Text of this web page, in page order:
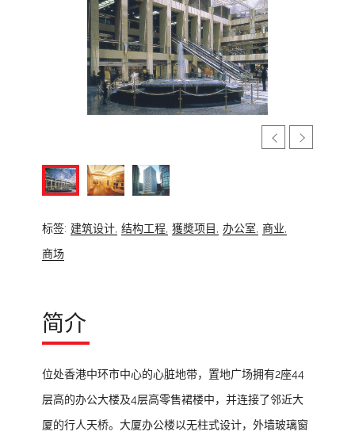
标签: 建筑设计, 结构工程, 獲奬项目, 办公室, 商业,
商场
简介
位处香港中环市中心的心脏地带，置地广场拥有2座44
层高的办公大楼及4层高零售裙楼中，并连接了邻近大
厦的行人天桥。大厦办公楼以无柱式设计，外墙玻璃窗